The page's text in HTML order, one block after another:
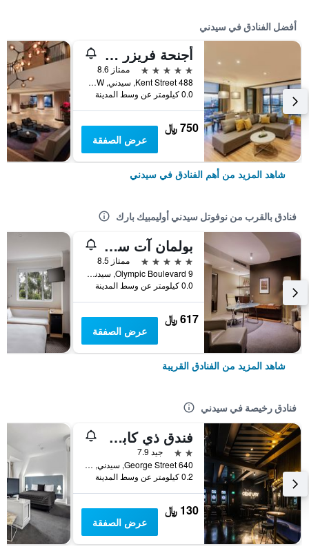
أفضل الفنادق في سيدني
أجنحة فريزر سيدني
5 نجوم
ممتاز 8.6
488 Kent Street, سيدني, NSW, أستراليا
0.0 كيلومتر عن وسط المدينة
750 ﷼
عرض الصفقة
شاهد المزيد من أهم الفنادق في سيدني
فنادق بالقرب من نوفوتل سيدني أوليمبيك بارك
بولمان آت سيدني أوليمبيك بارك
5 نجوم
ممتاز 8.5
9 Olympic Boulevard, سيدني, NSW, أستراليا
0.0 كيلومتر عن وسط المدينة
617 ﷼
عرض الصفقة
شاهد المزيد من الفنادق القريبة
فنادق رخيصة في سيدني
فندق ذي كابسول
2 نجمتين
جيد 7.9
640 George Street, سيدني, NSW, أستراليا
0.2 كيلومتر عن وسط المدينة
130 ﷼
عرض الصفقة